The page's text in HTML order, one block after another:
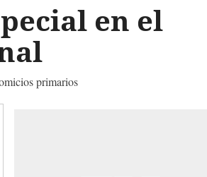
en el
primarios